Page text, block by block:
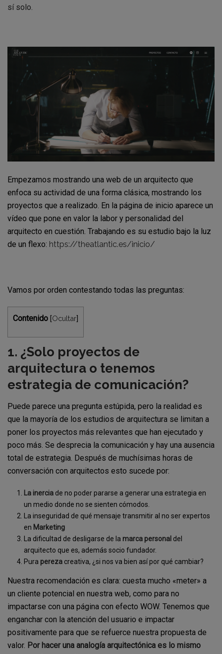
sí solo.
Empezamos mostrando una web de un arquitecto que
enfoca su actividad de una forma clásica, mostrando los
proyectos que a realizado. En la página de inicio aparece un
vídeo que pone en valor la labor y personalidad del
arquitecto en cuestión. Trabajando es su estudio bajo la luz
de un flexo: https://theatlantic.es/inicio/
Vamos por orden contestando todas las preguntas:
Contenido Ocultar
1. ¿Solo proyectos de
arquitectura o tenemos
estrategia de comunicación?
Puede parece una pregunta estúpida, pero la realidad es
que la mayoría de los estudios de arquitectura se limitan a
poner los proyectos más relevantes que han ejecutado y
poco más. Se desprecia la comunicación y hay una ausencia
total de estrategia. Después de muchísimas horas de
conversación con arquitectos esto sucede por:
La inerciade no poder pararse a generar una estrategia en
un medio donde no se sienten cómodos.
La inseguridad de qué mensaje transmitir al no ser expertos
en Marketing
La dificultad de desligarse de la marca personal del
arquitecto que es, además socio fundador.
Pura perezacreativa, ¿si nos va bien así por qué cambiar?
Nuestra recomendación es clara: cuesta mucho «meter» a
un cliente potencial en nuestra web, como para no
impactarse con una página con efecto WOW. Tenemos que
enganchar con la atención del usuario e impactar
positivamente para que se refuerce nuestra propuesta de
valor. Por hacer una analogía arquitectónica es lo mismo